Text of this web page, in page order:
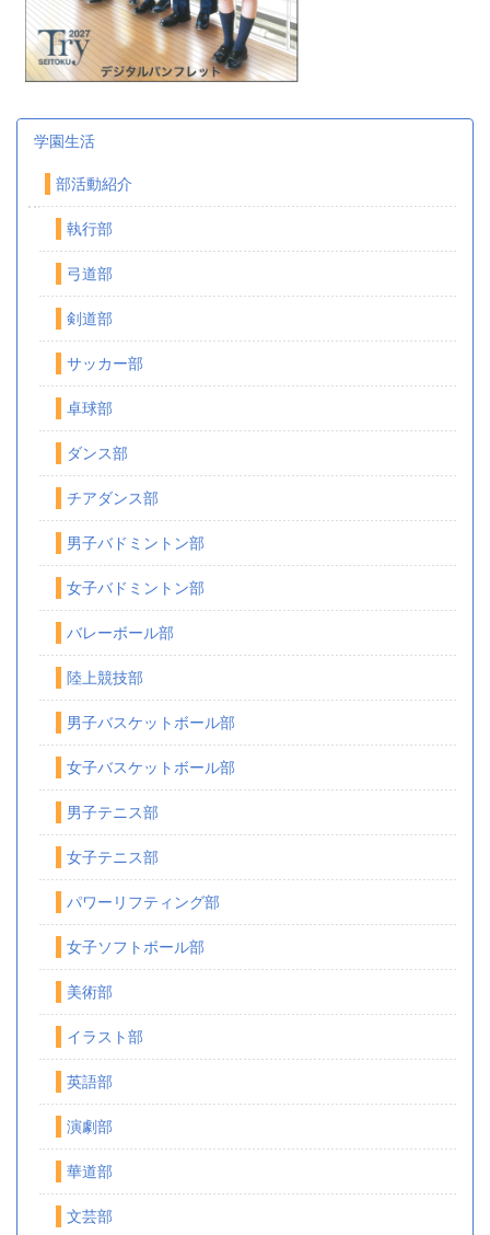
学園生活
部活動紹介
執行部
弓道部
剣道部
サッカー部
卓球部
ダンス部
チアダンス部
男子バドミントン部
女子バドミントン部
バレーボール部
陸上競技部
男子バスケットボール部
女子バスケットボール部
男子テニス部
女子テニス部
パワーリフティング部
女子ソフトボール部
美術部
イラスト部
英語部
演劇部
華道部
文芸部